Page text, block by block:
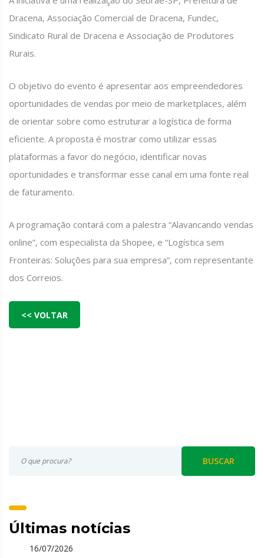
Dracena, Associação Comercial de Dracena, Fundec,
Sindicato Rural de Dracena e Associação de Produtores
Rurais.
O objetivo do evento é apresentar aos empreendedores
oportunidades de vendas por meio de marketplaces, além
de orientar sobre como estruturar a logística de forma
eficiente. A proposta é mostrar como utilizar essas
plataformas a favor do negócio, identificar novas
oportunidades e transformar esse canal em uma fonte real
de faturamento.
A programação contará com a palestra “Alavancando vendas
online”, com especialista da Shopee, e “Logística sem
Fronteiras: Soluções para sua empresa”, com representante
dos Correios.
<< VOLTAR
BUSCAR
Últimas notícias
16/07/2026